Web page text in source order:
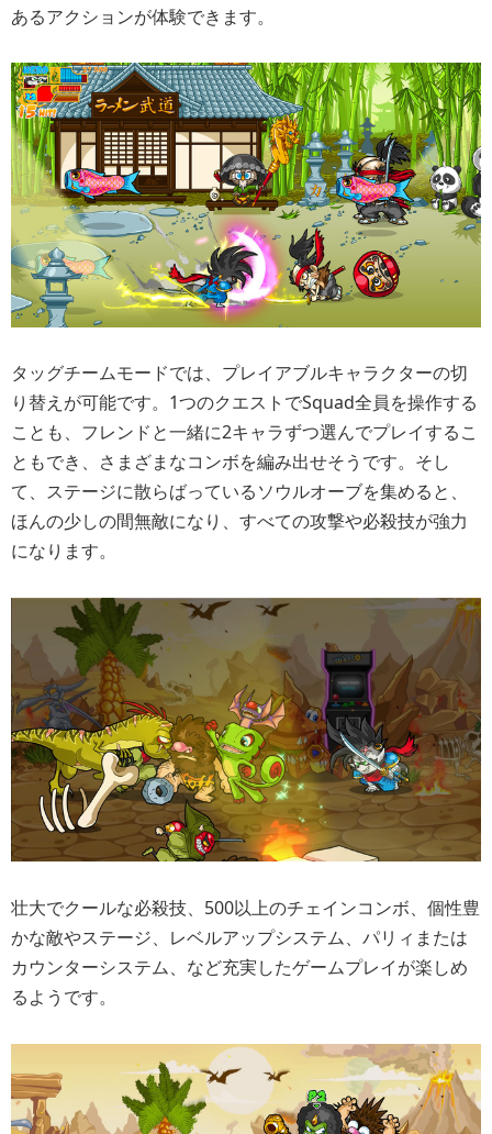
あるアクションが体験できます。
タッグチームモードでは、プレイアブルキャラクターの切
り替えが可能です。1つのクエストでSquad全員を操作する
ことも、フレンドと一緒に2キャラずつ選んでプレイするこ
ともでき、さまざまなコンボを編み出せそうです。そし
て、ステージに散らばっているソウルオーブを集めると、
ほんの少しの間無敵になり、すべての攻撃や必殺技が強力
になります。
壮大でクールな必殺技、500以上のチェインコンボ、個性豊
かな敵やステージ、レベルアップシステム、パリィまたは
カウンターシステム、など充実したゲームプレイが楽しめ
るようです。